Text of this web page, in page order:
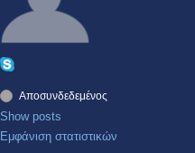
Αποσυνδεδεμένος
Show posts
Εμφάνιση στατιστικών